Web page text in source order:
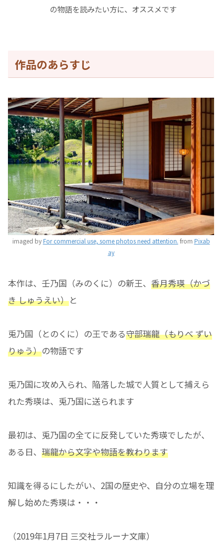
の物語を読みたい方に、オススメです
作品のあらすじ
imaged byFor commercial use, some photos need attention. from Pixab
ay
本作は、壬乃国（みのくに）の新王、 香月秀瑛（かづ
き しゅうえい）と
兎乃国（とのくに）の王である守部瑞龍（もりべ ずい
りゅう）の物語です
兎乃国に攻め入られ、陥落した城で人質として捕えら
れた秀瑛は、兎乃国に送られます
最初は、兎乃国の全てに反発していた秀瑛でしたが、
ある日、 瑞龍から文字や物語を教わります
知識を得るにしたがい、2国の歴史や、自分の立場を理
解し始めた秀瑛は・・・
（2019年1月7日 三交社ラルーナ文庫）